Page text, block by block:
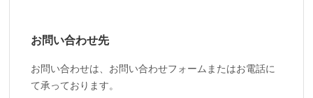
お問い合わせ先
お問い合わせは、お問い合わせフォームまたはお電話に
て承っております。